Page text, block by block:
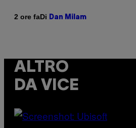
2 ore faDi Dan Milam
ALTRO
DA VICE